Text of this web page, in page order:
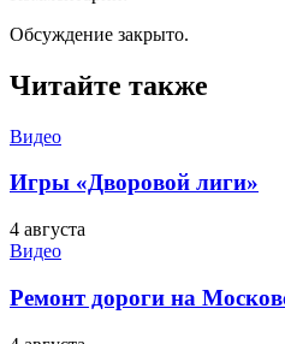
Обсуждение закрыто.
Читайте также
Видео
Игры «Дворовой лиги»
4 августа
Видео
Ремонт дороги на